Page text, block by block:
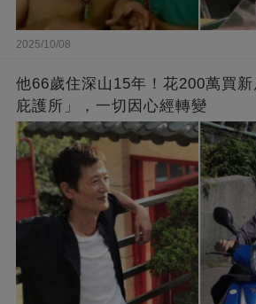
2025/10/08
他66歲住深山15年！花200萬買
庇護所」，一切因心經轉變